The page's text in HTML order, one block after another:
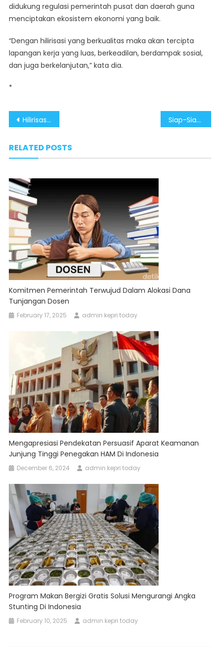
didukung regulasi pemerintah pusat dan daerah guna
menciptakan ekosistem ekonomi yang baik.
“Dengan hilirisasi yang berkualitas maka akan tercipta
lapangan kerja yang luas, berkeadilan, berdampak sosial,
dan juga berkelanjutan,” kata dia.
*
Post
Hilirisasi dan Investasi Strategi Ampuh Pemerintah Ciptakan Lapangan Kerja Siap-Siap! Hilirisasi Industri Bakal Buka Banyak Peluang Kerja
RELATED POSTS
Komitmen Pemerintah Terwujud Dalam Alokasi Dana
Tunjangan Dosen
February 17, 2025 admin kepri today
Mengapresiasi Pendekatan Persuasif Aparat Keamanan
Junjung Tinggi Penegakan HAM Di Indonesia
December 6, 2024 admin kepri today
Program Makan Bergizi Gratis Solusi Mengurangi Angka
Stunting Di Indonesia
February 10, 2025 admin kepri today